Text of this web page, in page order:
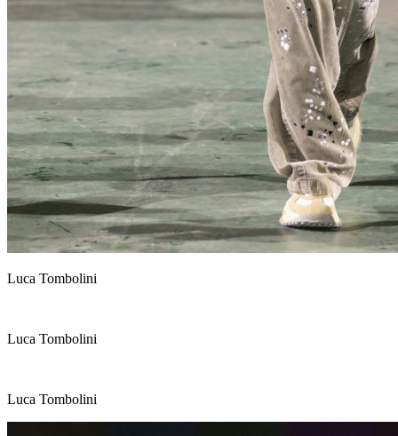
Luca Tombolini
Luca Tombolini
Luca Tombolini